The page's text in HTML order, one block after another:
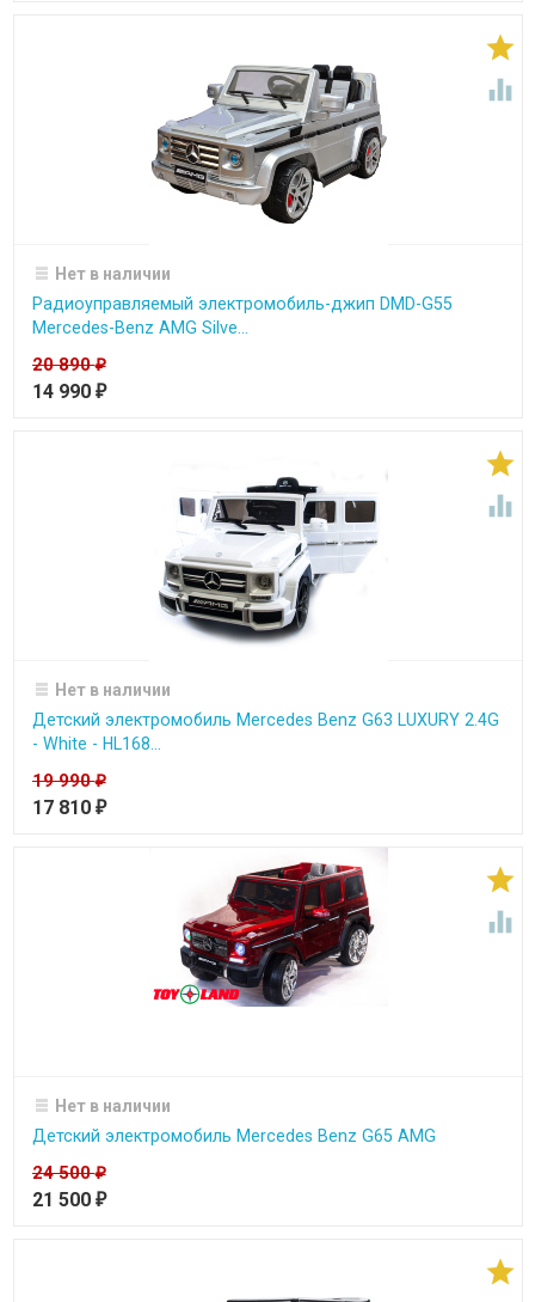


Нет в наличии
Радиоуправляемый электромобиль-джип DMD-G55
Mercedes-Benz AMG Silve...
20 890₽
14 990 ₽


Нет в наличии
Детский электромобиль Mercedes Benz G63 LUXURY 2.4G
- White - HL168...
19 990₽
17 810 ₽


Нет в наличии
Детский электромобиль Mercedes Benz G65 AMG
24 500₽
21 500 ₽
